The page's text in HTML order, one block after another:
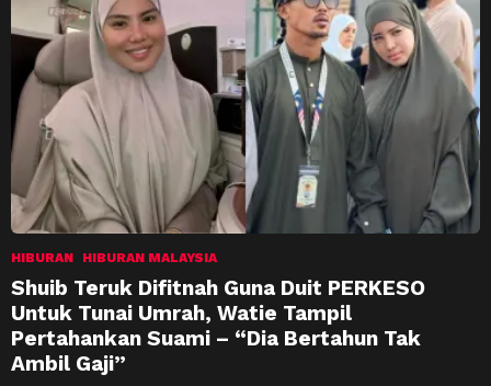
HIBURAN HIBURAN MALAYSIA
Shuib Teruk Difitnah Guna Duit PERKESO
Untuk Tunai Umrah, Watie Tampil
Pertahankan Suami – “Dia Bertahun Tak
Ambil Gaji”